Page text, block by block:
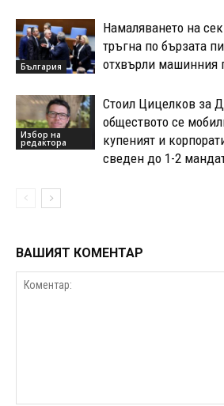
България
Намаляването на
тръгна по бързата
отхвърли машинния
Избор на
редактора
Стоил Цицелков за
обществото се
купеният и
сведен до 1-2
ВАШИЯТ КОМЕНТАР